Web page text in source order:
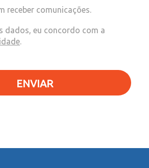
receber comunicações.
dados, eu concordo com a
.
ENVIAR